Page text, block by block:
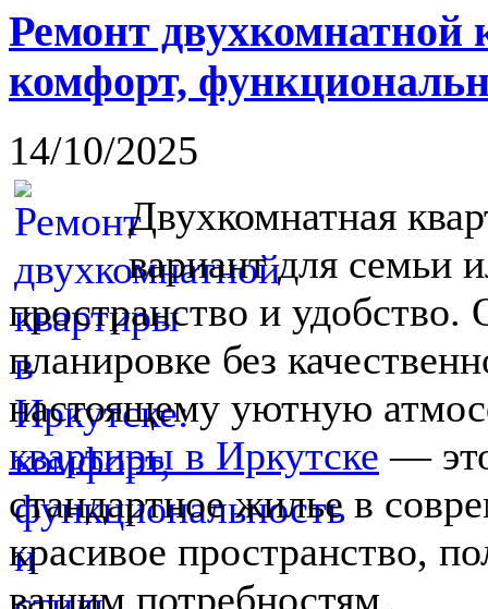
Ремонт
комфорт,
14/10/2025
Двухкомнатная
вариант для семьи
пространство и
планировке без
настоящему уютную
квартиры в Иркутске —
стандартное жилье в
красивое пространство,
вашим потребностям.